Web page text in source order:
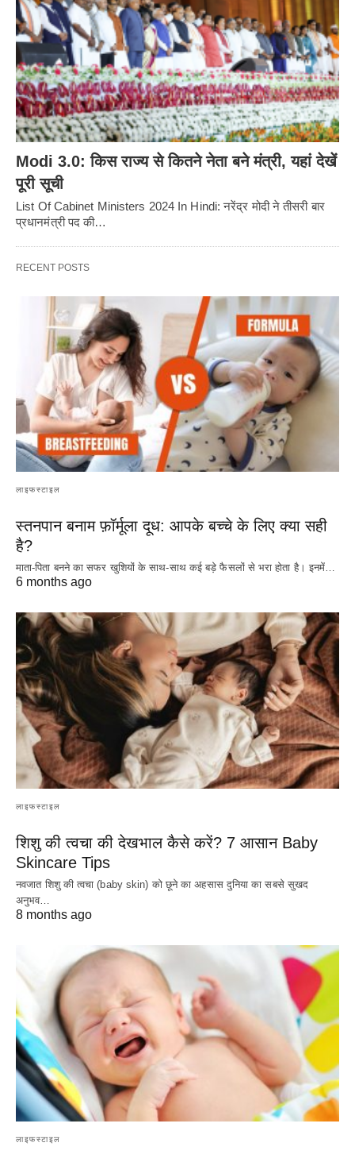
Modi 3.0: किस राज्य से कितने नेता बने मंत्री, यहां देखें
पूरी सूची
List Of Cabinet Ministers 2024 In Hindi: नरेंद्र मोदी ने तीसरी बार
प्रधानमंत्री पद की…
RECENT POSTS
लाइफस्टाइल
स्तनपान बनाम फ़ॉर्मूला दूध: आपके बच्चे के लिए क्या सही
है?
माता-पिता बनने का सफर खुशियों के साथ-साथ कई बड़े फैसलों से भरा होता है। इनमें…
6 months ago
लाइफस्टाइल
शिशु की त्वचा की देखभाल कैसे करें? 7 आसान Baby
Skincare Tips
नवजात शिशु की त्वचा (baby skin) को छूने का अहसास दुनिया का सबसे सुखद
अनुभव…
8 months ago
लाइफस्टाइल